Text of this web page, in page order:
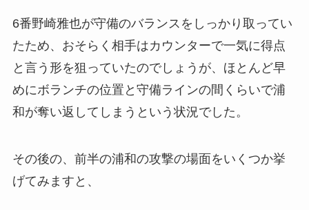
6番野崎雅也が守備のバランスをしっかり取ってい
たため、おそらく相手はカウンターで一気に得点
と言う形を狙っていたのでしょうが、ほとんど早
めにボランチの位置と守備ラインの間くらいで浦
和が奪い返してしまうという状況でした。
その後の、前半の浦和の攻撃の場面をいくつか挙
げてみますと、